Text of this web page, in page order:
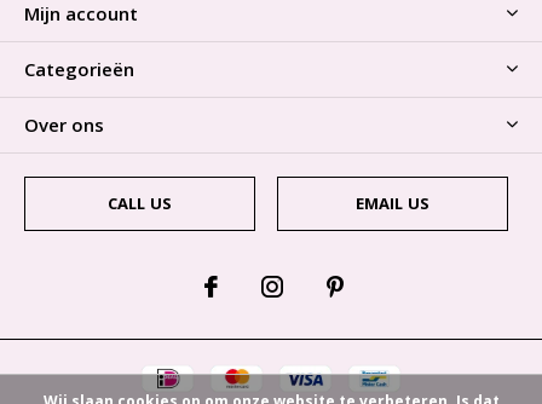
Mijn account
Categorieën
Over ons
CALL US EMAIL US